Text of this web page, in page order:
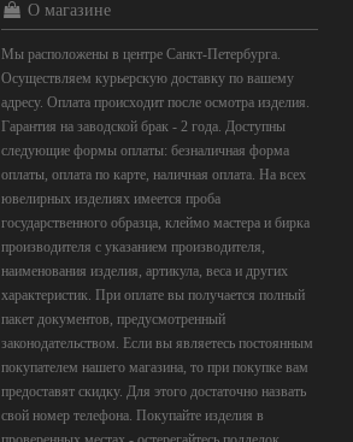
О магазине
Мы расположены в центре Санкт-Петербурга.
Осуществляем курьерскую доставку по вашему
адресу. Оплата происходит после осмотра изделия.
Гарантия на заводской брак - 2 года. Доступны
следующие формы оплаты: безналичная форма
оплаты, оплата по карте, наличная оплата. На всех
ювелирных изделиях имеется проба
государственного образца, клеймо мастера и бирка
производителя с указанием производителя,
наименования изделия, артикула, веса и других
характеристик. При оплате вы получается полный
пакет документов, предусмотренный
законодательством. Если вы являетесь постоянным
покупателем нашего магазина, то при покупке вам
предоставят скидку. Для этого достаточно назвать
свой номер телефона. Покупайте изделия в